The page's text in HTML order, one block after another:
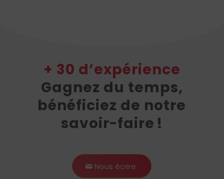
+ 30 d’expérience
Gagnez du temps,
bénéficiez de notre
savoir-faire !
Nous écrire